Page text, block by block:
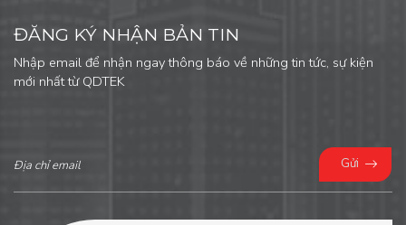
ĐĂNG KÝ NHẬN BẢN TIN
Nhập email để nhận ngay thông báo về những tin tức, sự kiện
mới nhất từ QDTEK
Gửi